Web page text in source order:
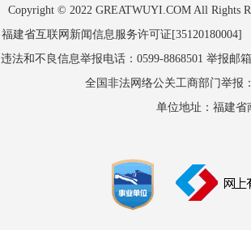
Copyright © 2022 GREATWUYI.COM All Rights
福建省互联网新闻信息服务许可证
违法和不良信息举报电话：0599-8868501 举报邮
全国非法网络公关工商部门举报
单位地址：福建省